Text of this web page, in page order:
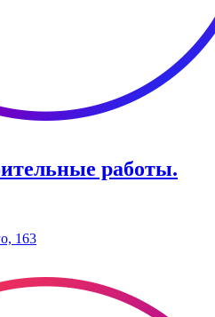
работы.
163